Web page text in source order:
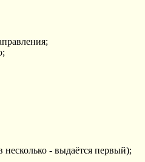
- выдаётся первый);